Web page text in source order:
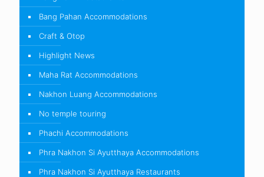
Bang Pahan Accommodations
Craft & Otop
Highlight News
Maha Rat Accommodations
Nakhon Luang Accommodations
No temple touring
Phachi Accommodations
Phra Nakhon Si Ayutthaya Accommodations
Phra Nakhon Si Ayutthaya Restaurants